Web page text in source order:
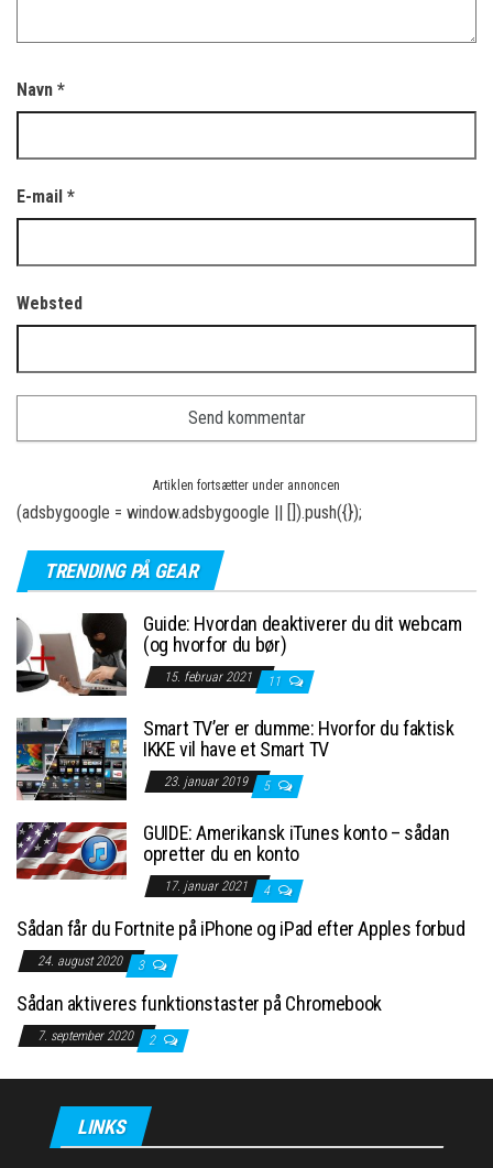
Navn *
E-mail *
Websted
Artiklen fortsætter under annoncen
(adsbygoogle = window.adsbygoogle || []).push({});
TRENDING PÅ GEAR
Guide: Hvordan deaktiverer du dit webcam
(og hvorfor du bør)
15. februar 2021 11
Smart TV’er er dumme: Hvorfor du faktisk
IKKE vil have et Smart TV
23. januar 2019 5
GUIDE: Amerikansk iTunes konto – sådan
opretter du en konto
17. januar 2021 4
Sådan får du Fortnite på iPhone og iPad efter Apples forbud
24. august 2020 3
Sådan aktiveres funktionstaster på Chromebook
7. september 2020 2
LINKS